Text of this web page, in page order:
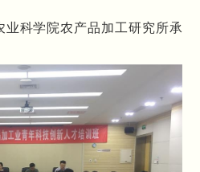
业科学院农产品加工研究所承